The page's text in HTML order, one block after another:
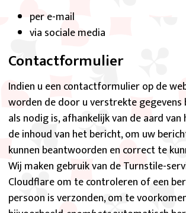
per e-mail
via sociale media
Contactformulier
Indien u een contactformulier op de
worden de door u verstrekte gegevens
als nodig is, afhankelijk van de aard
de inhoud van het bericht, om uw
kunnen beantwoorden en correct te
Wij maken gebruik van de Turnstile-
Cloudflare om te controleren of een
persoon is verzonden, om te